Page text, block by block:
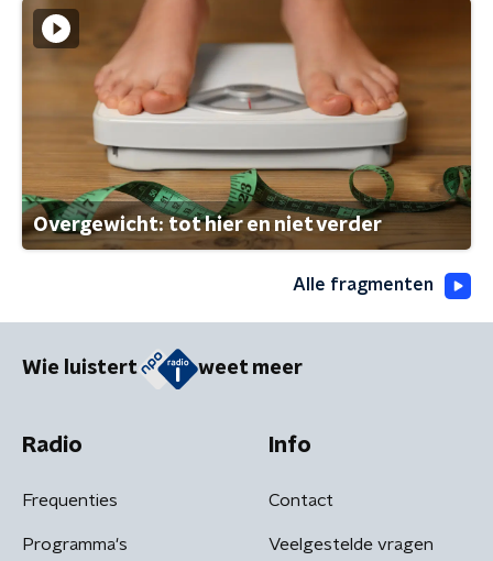
Overgewicht: tot hier en niet verder
Alle fragmenten
Wie luistert weet meer
Radio
Frequenties
Programma's
Info
Contact
Veelgestelde vragen